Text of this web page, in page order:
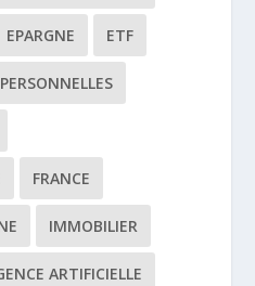
EPARGNE ETF
FRANCE
IMMOBILIER
ARTIFICIELLE